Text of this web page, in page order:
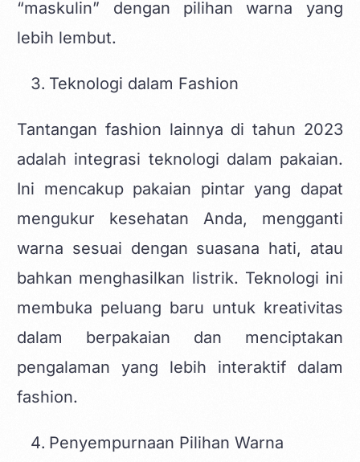
“maskulin” dengan pilihan warna yang
lebih lembut.
Teknologi dalam Fashion
Tantangan fashion lainnya di tahun 2023
adalah integrasi teknologi dalam pakaian.
Ini mencakup pakaian pintar yang dapat
mengukur kesehatan Anda, mengganti
warna sesuai dengan suasana hati, atau
bahkan menghasilkan listrik. Teknologi ini
membuka peluang baru untuk kreativitas
dalam berpakaian dan menciptakan
pengalaman yang lebih interaktif dalam
fashion.
Penyempurnaan Pilihan Warna